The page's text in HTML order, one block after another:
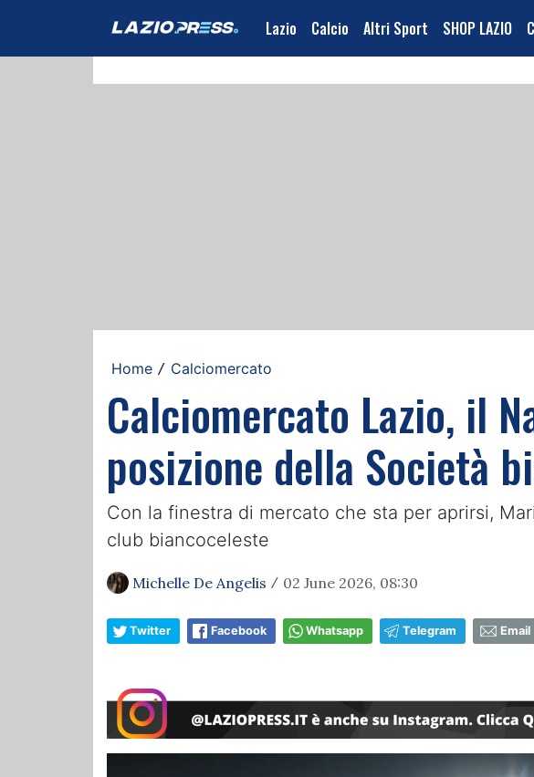
Lazio Calcio Altri Sport SHOP LAZIO
Home / Calciomercato
Calciomercato Lazio, il
posizione della Società
Con la finestra di mercato che sta per aprirsi,
club biancoceleste
Michelle De Angelis / 02 June 2026, 08:30
Twitter Facebook Whatsapp Telegram Email